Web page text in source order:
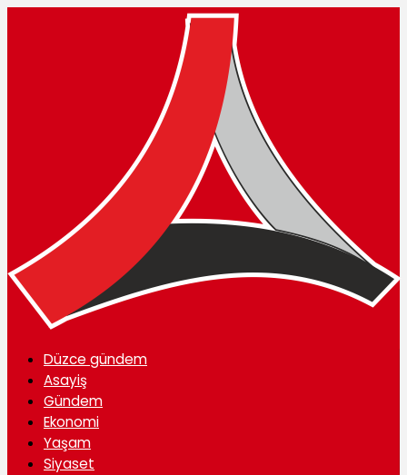
Düzce gündem
Asayiş
Gündem
Ekonomi
Yaşam
Siyaset